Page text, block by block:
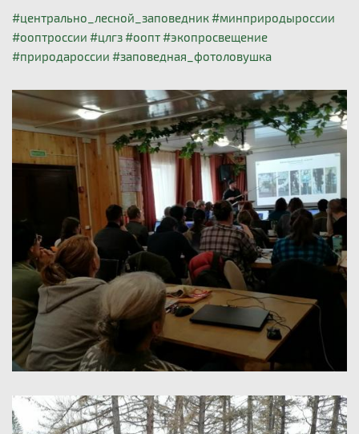
#центрально_лесной_заповедник#минприродыроссии
#ооптроссии #цлгз#оопт#экопросвещение
#природароссии #заповедная_фотоловушка